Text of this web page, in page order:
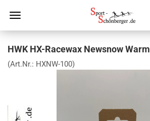
HWK HX-Racewax Newsnow Warm
(Art.Nr.: HXNW-100)